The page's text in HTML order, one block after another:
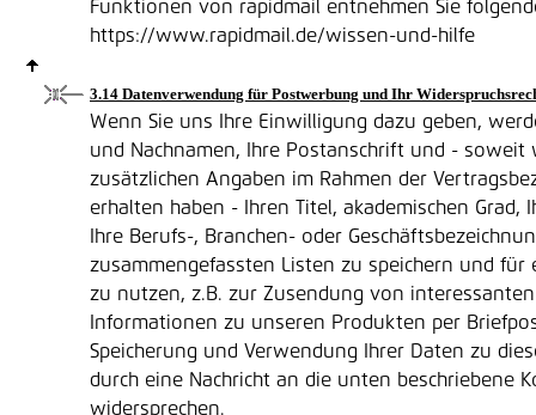
Funktionen von rapidmail entnehmen Sie
https://www.rapidmail.de/wissen-und-hilfe
3.14 Datenverwendung für Postwerbung und Ihr
Wenn Sie uns Ihre Einwilligung dazu geben,
und Nachnamen, Ihre Postanschrift und - soweit
zusätzlichen Angaben im Rahmen der
erhalten haben - Ihren Titel, akademischen Grad,
Ihre Berufs-, Branchen- oder
zusammengefassten Listen zu speichern und für
zu nutzen, z.B. zur Zusendung von
Informationen zu unseren Produkten per
Speicherung und Verwendung Ihrer Daten zu
durch eine Nachricht an die unten beschriebene
widersprechen.